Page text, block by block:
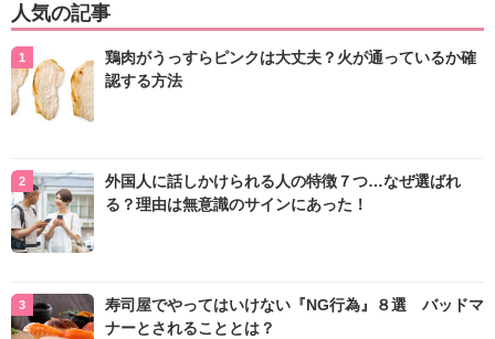
人気の記事
鶏肉がうっすらピンクは大丈夫？火が通っているか確
認する方法
外国人に話しかけられる人の特徴７つ…なぜ選ばれ
る？理由は無意識のサインにあった！
寿司屋でやってはいけない『NG行為』８選 バッドマ
ナーとされることとは？